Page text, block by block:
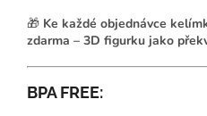
🎁 Ke každé objednávce
zdarma – 3D figurku jako
BPA FREE: